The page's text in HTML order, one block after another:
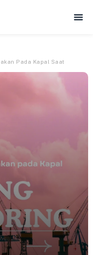
Pada Kapal Saat